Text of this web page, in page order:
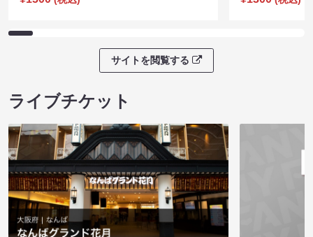
サイトを閲覧する
ライブチケット